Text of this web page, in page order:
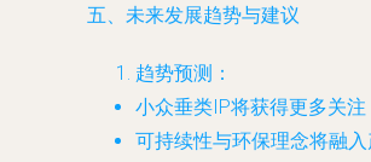
五、未来发展趋势与建议
趋势预测：
小众垂类IP将获得更多关注
可持续性与环保理念将融入